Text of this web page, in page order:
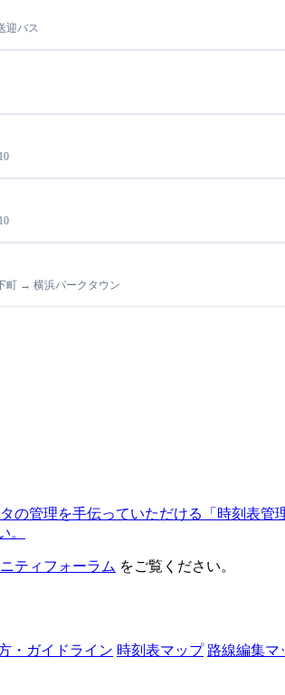
迎バス
町 → 横浜パークタウン
の管理を手伝っていただける「時刻表管
。
ティフォーラム をご覧ください。
・ガイドライン 時刻表マップ 路線編集マ